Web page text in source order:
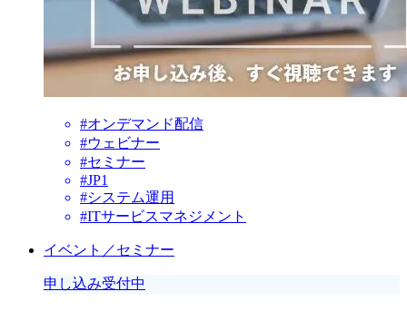
#オンデマンド配信
#ウェビナー
#セミナー
#JP1
#システム運用
#ITサービスマネジメント
イベント／セミナー
申し込み受付中